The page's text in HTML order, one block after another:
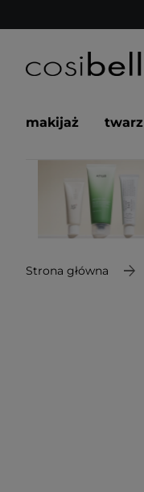
makijaż twarz
Strona główna